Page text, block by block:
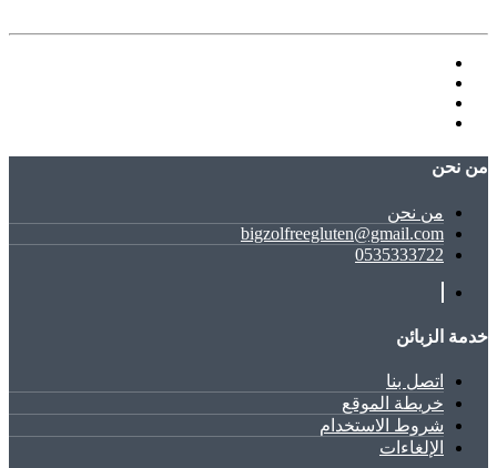
ﻣﻦ ﻧﺤﻦ
ﻣﻦ ﻧﺤﻦ
bigzolfreegluten@gmail.com
0535333722
خدمة الزبائن
اتصل بنا
خريطة الموقع
شروط الاستخدام
الإلغاءات